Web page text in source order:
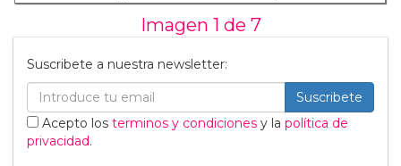
Imagen 1 de 7
Suscribete a nuestra newsletter:
Suscribete
Acepto los terminos y condiciones y la política de
privacidad.